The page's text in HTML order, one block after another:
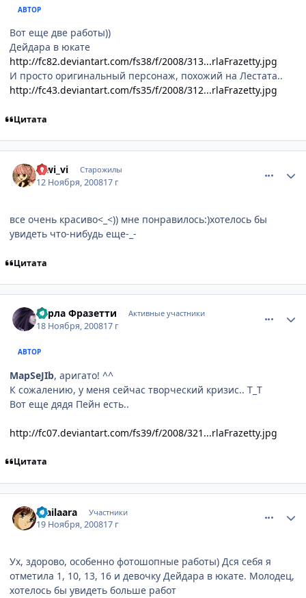
АВТОР
Вот еще две работы))
Дейдара в юкате
http://fc82.deviantart.com/fs38/f/2008/313...rlaFrazetty.jpg
И просто оригинальный персонаж, похожий на Лестата..
http://fc43.deviantart.com/fs35/f/2008/312...rlaFrazetty.jpg
Цитата
kiwi_vi Старожилы
12 Ноября, 200817 г
все очень красиво<_<)) мне понравилось:)хотелось бы
увидеть что-нибудь еще-_-
Цитата
Карла Фразетти Активные участники
18 Ноября, 200817 г
АВТОР
MapSeJIb, аригато! ^^
К сожалению, у меня сейчас творческий кризис.. Т_Т
Вот еще дядя Пейн есть..
http://fc07.deviantart.com/fs39/f/2008/321...rlaFrazetty.jpg
Цитата
mailaara Участники
19 Ноября, 200817 г
Ух, здорово, особенно фотошопные работы) Дся себя я
отметила 1, 10, 13, 16 и девочку Дейдара в юкате. Молодец,
хотелось бы увидеть больше работ